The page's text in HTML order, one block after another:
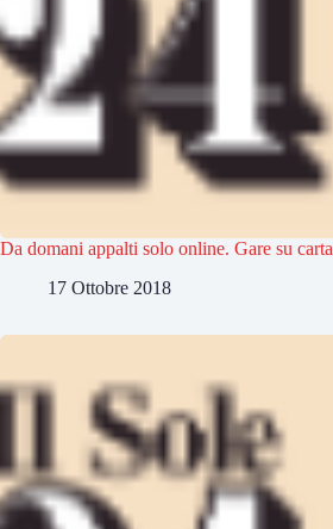
Da domani appalti solo online. Gare su
17 Ottobre 2018